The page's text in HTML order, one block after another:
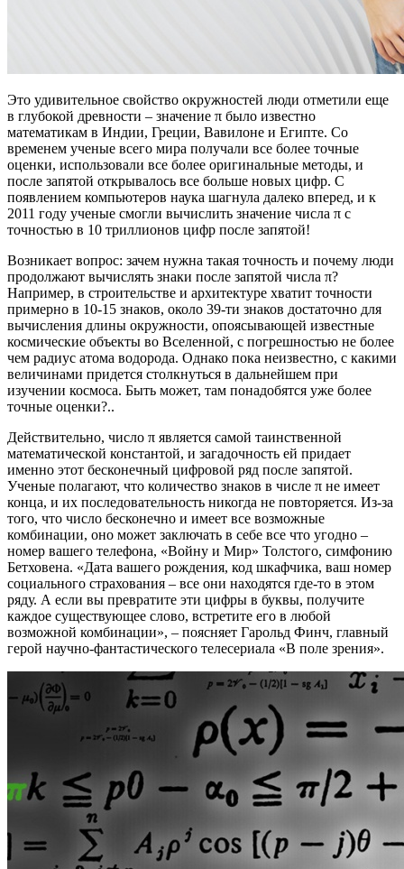
Это удивительное свойство окружностей люди отметили еще
в глубокой древности – значение π было известно
математикам в Индии, Греции, Вавилоне и Египте. Со
временем ученые всего мира получали все более точные
оценки, использовали все более оригинальные методы, и
после запятой открывалось все больше новых цифр. С
появлением компьютеров наука шагнула далеко вперед, и к
2011 году ученые смогли вычислить значение числа π с
точностью в 10 триллионов цифр после запятой!
Возникает вопрос: зачем нужна такая точность и почему люди
продолжают вычислять знаки после запятой числа π?
Например, в строительстве и архитектуре хватит точности
примерно в 10-15 знаков, около 39-ти знаков достаточно для
вычисления длины окружности, опоясывающей известные
космические объекты во Вселенной, с погрешностью не более
чем радиус атома водорода. Однако пока неизвестно, с какими
величинами придется столкнуться в дальнейшем при
изучении космоса. Быть может, там понадобятся уже более
точные оценки?..
Действительно, число π является самой таинственной
математической константой, и загадочность ей придает
именно этот бесконечный цифровой ряд после запятой.
Ученые полагают, что количество знаков в числе π не имеет
конца, и их последовательность никогда не повторяется. Из-за
того, что число бесконечно и имеет все возможные
комбинации, оно может заключать в себе все что угодно –
номер вашего телефона, «Войну и Мир» Толстого, симфонию
Бетховена. «Дата вашего рождения, код шкафчика, ваш номер
социального страхования – все они находятся где-то в этом
ряду. А если вы превратите эти цифры в буквы, получите
каждое существующее слово, встретите его в любой
возможной комбинации», – поясняет Гарольд Финч, главный
герой научно-фантастического телесериала «В поле зрения».